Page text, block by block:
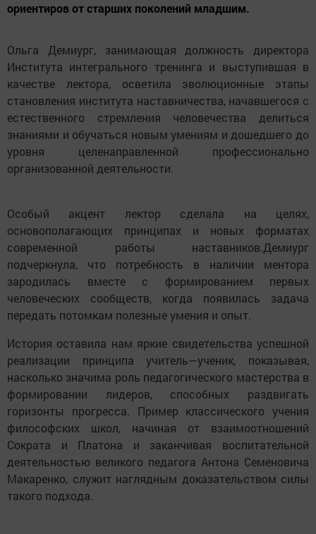
ориентиров от старших поколений младшим.
Ольга Демиург, занимающая должность директора
Института интегрального тренинга и выступившая в
качестве лектора, осветила эволюционные этапы
становления института наставничества, начавшегося с
естественного стремления человечества делиться
знаниями и обучаться новым умениям и дошедшего до
уровня целенаправленной профессионально
организованной деятельности.
Особый акцент лектор сделала на целях,
основополагающих принципах и новых форматах
современной работы наставников.Демиург
подчеркнула, что потребность в наличии ментора
зародилась вместе с формированием первых
человеческих сообществ, когда появилась задача
передать потомкам полезные умения и опыт.
История оставила нам яркие свидетельства успешной
реализации принципа учитель—ученик, показывая,
насколько значима роль педагогического мастерства в
формировании лидеров, способных раздвигать
горизонты прогресса. Пример классического учения
философских школ, начиная от взаимоотношений
Сократа и Платона и заканчивая воспитательной
деятельностью великого педагога Антона Семеновича
Макаренко, служит наглядным доказательством силы
такого подхода.